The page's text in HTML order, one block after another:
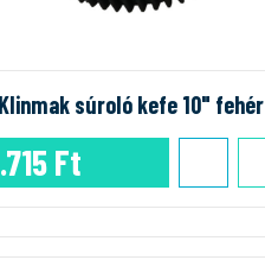
Klinmak súroló kefe 10" fehér
Ft